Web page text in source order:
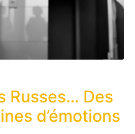
Russes… Des
d’émotions